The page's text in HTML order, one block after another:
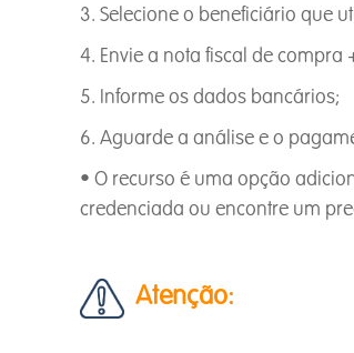
3. Selecione o beneficiário que
4. Envie a nota fiscal de
5. Informe os dados bancários;
6. Aguarde a análise e o
• O recurso é uma opção
credenciada ou encontre um
Atenção: